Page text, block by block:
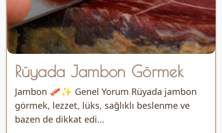
Rüyada Jambon Görmek
Jambon 🥓✨ Genel Yorum Rüyada jambon
görmek, lezzet, lüks, sağlıklı beslenme ve
bazen de dikkat edi...